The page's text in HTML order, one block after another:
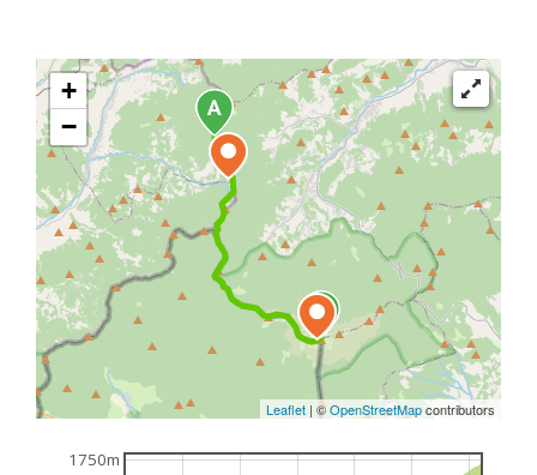
+
−
Leaflet | ©OpenStreetMapcontributors
1750m